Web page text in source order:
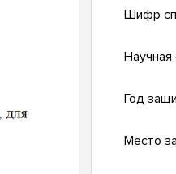
Шифр
Научная
Год
Место